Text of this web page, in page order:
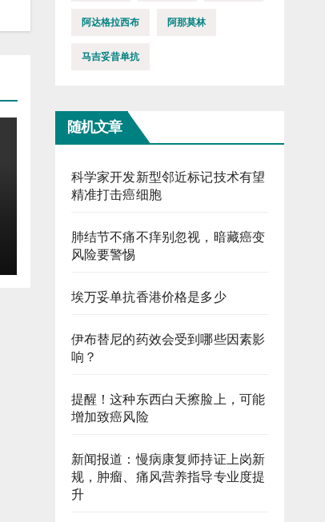
阿达格拉西布 阿那莫林
马吉妥昔单抗
随机文章
科学家开发新型邻近标记技术有望
精准打击癌细胞
肺结节不痛不痒别忽视，暗藏癌变
风险要警惕
埃万妥单抗香港价格是多少
伊布替尼的药效会受到哪些因素影
响？
提醒！这种东西白天擦脸上，可能
增加致癌风险
新闻报道：慢病康复师持证上岗新
规，肿瘤、痛风营养指导专业度提
升